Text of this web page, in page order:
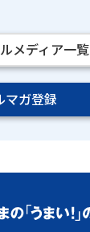
メディア一覧
マガ登録